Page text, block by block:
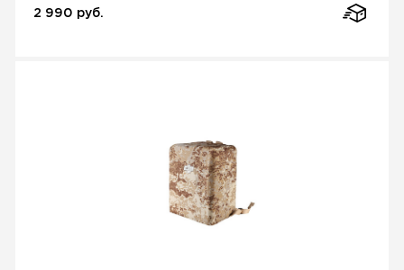
2 990 руб.